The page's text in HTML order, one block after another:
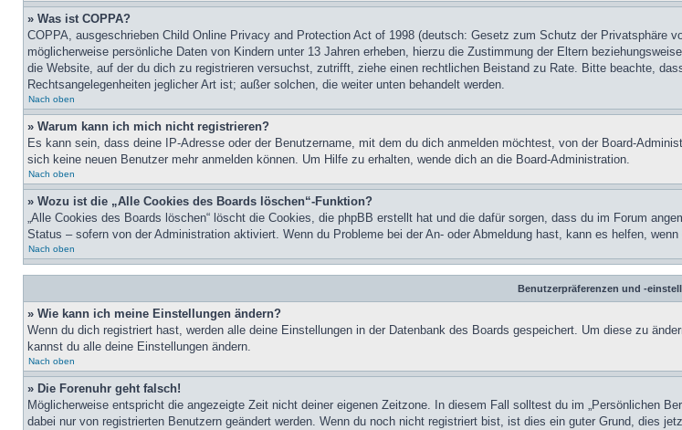
» Was ist COPPA?
COPPA, ausgeschrieben Child Online Privacy and Protection Act of 1998 (deutsch: Gesetz zum Schutz der
möglicherweise persönliche Daten von Kindern unter 13 Jahren erheben, hierzu die Zustimmung der Eltern
die Website, auf der du dich zu registrieren versuchst, zutrifft, ziehe einen rechtlichen Beistand zu Rate. Bitte beachte,
Rechtsangelegenheiten jeglicher Art ist; außer solchen, die weiter unten behandelt werden.
Nach oben
» Warum kann ich mich nicht registrieren?
Es kann sein, dass deine IP-Adresse oder der Benutzername, mit dem du dich anmelden möchtest, von der Board-
sich keine neuen Benutzer mehr anmelden können. Um Hilfe zu erhalten, wende dich an die Board-Administration.
Nach oben
» Wozu ist die „Alle Cookies des Boards löschen“-Funktion?
„Alle Cookies des Boards löschen“ löscht die Cookies, die phpBB erstellt hat und die dafür sorgen, dass du im Forum
Status – sofern von der Administration aktiviert. Wenn du Probleme bei der An- oder Abmeldung hast, kann es helfen,
Nach oben
Benutzerpräferenzen und -
» Wie kann ich meine Einstellungen ändern?
Wenn du dich registriert hast, werden alle deine Einstellungen in der Datenbank des Boards gespeichert. Um diese zu
kannst du alle deine Einstellungen ändern.
Nach oben
» Die Forenuhr geht falsch!
Möglicherweise entspricht die angezeigte Zeit nicht deiner eigenen Zeitzone. In diesem Fall solltest du im „Persönlichen
dabei nur von registrierten Benutzern geändert werden. Wenn du noch nicht registriert bist, ist dies ein guter Grund, dies